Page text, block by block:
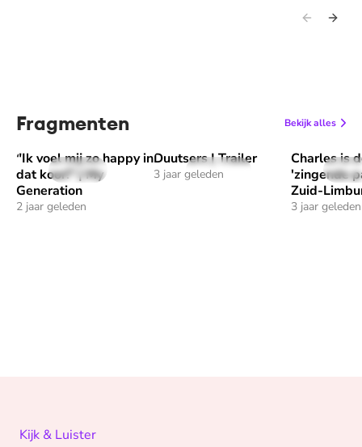
Fragmenten Bekijk alles
1 min
"Ik voel mij zo happy in
dat koor!" | My
Generation
2 jaar geleden
Speel ""Ik voel mij zo happy in dat koor!" | My Generation" af
31 sec
Duutsers | Trailer
3 jaar geleden
Speel "Duutsers | Trailer" af
1
Charles is
'zingende
Zuid-
3 jaar geleden
Speel
Kijk & Luister